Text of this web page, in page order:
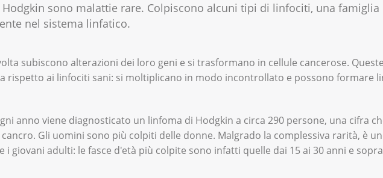
sono malattie rare. Colpiscono alcuni tipi di linfociti, una
nel sistema linfatico.
subiscono alterazioni dei loro geni e si trasformano in cellule cancerose.
rispetto ai linfociti sani: si moltiplicano in modo incontrollato e possono formare
anno viene diagnosticato un linfoma di Hodgkin a circa 290 persone, una cifra
Gli uomini sono più colpiti delle donne. Malgrado la complessiva rarità, è
i giovani adulti: le fasce d'età più colpite sono infatti quelle dai 15 ai 30 anni e